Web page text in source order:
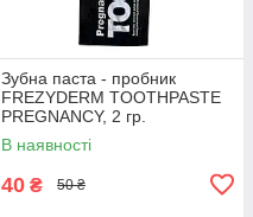
Зубна паста - пробник
FREZYDERM TOOTHPASTE
PREGNANCY, 2 гр.
В наявності
40 ₴ 50 ₴